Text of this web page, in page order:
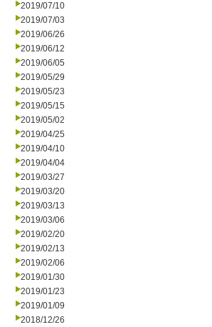
2019/07/10
2019/07/03
2019/06/26
2019/06/12
2019/06/05
2019/05/29
2019/05/23
2019/05/15
2019/05/02
2019/04/25
2019/04/10
2019/04/04
2019/03/27
2019/03/20
2019/03/13
2019/03/06
2019/02/20
2019/02/13
2019/02/06
2019/01/30
2019/01/23
2019/01/09
2018/12/26